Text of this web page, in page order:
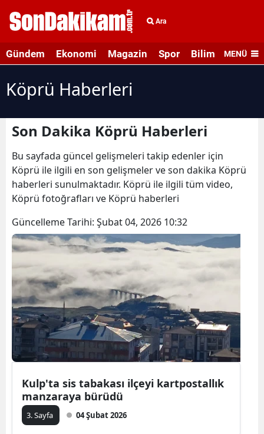
Ara
Gündem Ekonomi Magazin Spor Bilim veMENÜ
Köprü Haberleri
Son Dakika Köprü Haberleri
Bu sayfada güncel gelişmeleri takip edenler için
Köprü ile ilgili en son gelişmeler ve son dakika Köprü
haberleri sunulmaktadır. Köprü ile ilgili tüm video,
Köprü fotoğrafları ve Köprü haberleri
Güncelleme Tarihi: Şubat 04, 2026 10:32
Kulp'ta sis tabakası ilçeyi kartpostallık
manzaraya bürüdü
3. Sayfa 04 Şubat 2026